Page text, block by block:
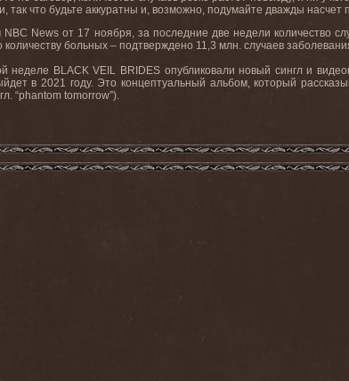
так что будьте аккуратны и, возможно, подумайте дважды насчет
NBC News от 17 ноября, за последние две недели количество
больных – подтверждено 11,3 млн. случаев
неделе BLACK VEIL BRIDES опубликовали новый сингл и
в 2021 году. Это концептуальный альбом, который
“phantom tomorrow”).